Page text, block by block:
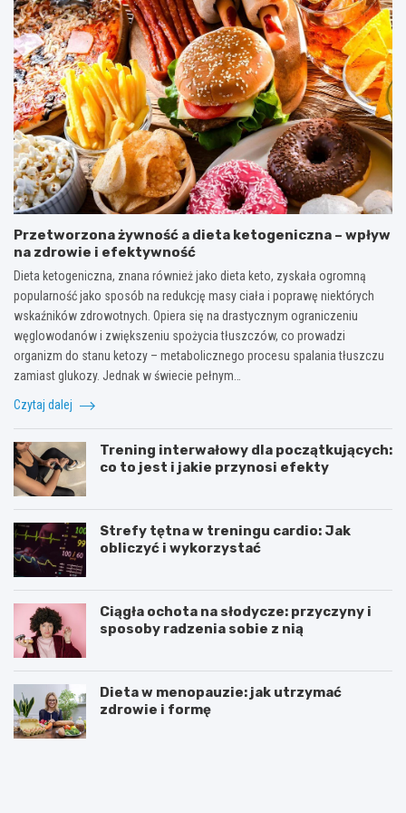
Przetworzona żywność a dieta ketogeniczna – wpływ
na zdrowie i efektywność
Dieta ketogeniczna, znana również jako dieta keto, zyskała ogromną
popularność jako sposób na redukcję masy ciała i poprawę niektórych
wskaźników zdrowotnych. Opiera się na drastycznym ograniczeniu
węglowodanów i zwiększeniu spożycia tłuszczów, co prowadzi
organizm do stanu ketozy – metabolicznego procesu spalania tłuszczu
zamiast glukozy. Jednak w świecie pełnym…
Czytaj dalej
Trening interwałowy dla początkujących:
co to jest i jakie przynosi efekty
Strefy tętna w treningu cardio: Jak
obliczyć i wykorzystać
Ciągła ochota na słodycze: przyczyny i
sposoby radzenia sobie z nią
Dieta w menopauzie: jak utrzymać
zdrowie i formę
J
Z